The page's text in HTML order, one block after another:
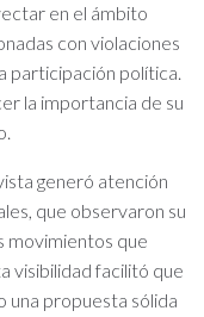
en el ámbito
con violaciones
participación política.
la importancia de su
generó atención
que observaron su
movimientos que
visibilidad facilitó que
una propuesta sólida